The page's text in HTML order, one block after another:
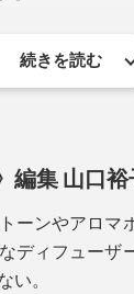
の10mlボトル
セットできま
エタノール」
物なし）」を
アなどで購入で
続きを読む
編集 山口裕
ーンやアロマ
ディフューザ
。